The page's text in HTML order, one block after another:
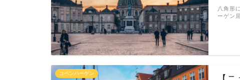
八角形
ーゲン
コペンハーゲン